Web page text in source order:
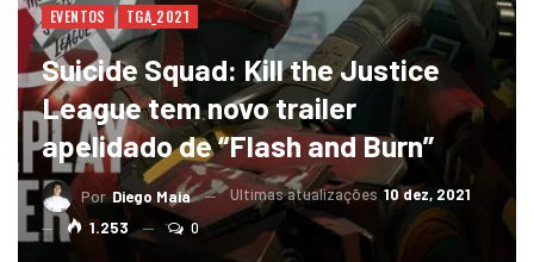
EVENTOS TGA_2021
Suicide Squad: Kill the Justice
League tem novo trailer
apelidado de “Flash and Burn”
PorDiego Maia Ultimas atualizações 10 dez, 2021
1.253
0